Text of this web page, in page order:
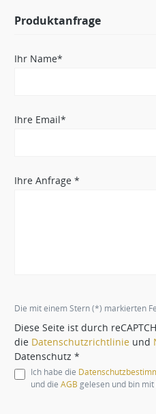
Produktanfrage
Ihr Name*
Ihre Email*
Ihre Anfrage *
Die mit einem Stern (*) markierten
Diese Seite ist durch
die Datenschutzrichtlinie und
Datenschutz *
Ich habe die
und die AGB gelesen und bin